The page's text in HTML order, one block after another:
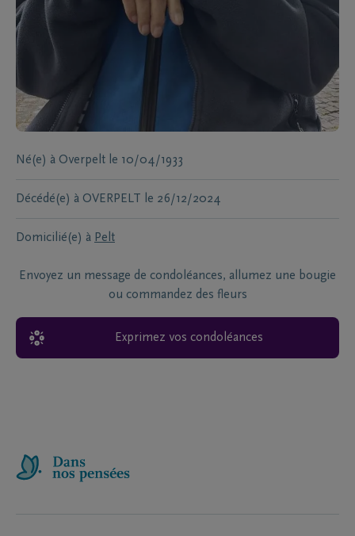
Né(e) à Overpelt le 10/04/1933
Décédé(e) à OVERPELT le 26/12/2024
Domicilié(e) à Pelt
Envoyez un message de condoléances, allumez une bougie
ou commandez des fleurs
Exprimez vos condoléances